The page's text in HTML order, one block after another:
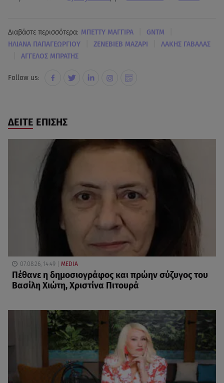
Διαβάστε περισσότερα: ΜΠΕΤΤΥ ΜΑΓΓΙΡΑ GNTM
ΗΛΙΑΝΑ ΠΑΠΑΓΕΩΡΓΙΟΥ ΖΕΝΕΒΙΕΒ ΜΑΖΑΡΙ ΛΑΚΗΣ ΓΑΒΑΛΑΣ
ΑΓΓΕΛΟΣ ΜΠΡΑΤΗΣ
Follow us:
ΔΕΙΤΕ ΕΠΙΣΗΣ
07.08.26, 14:49 MEDIA
Πέθανε η δημοσιογράφος και πρώην σύζυγος του
Βασίλη Χιώτη, Χριστίνα Πιτουρά